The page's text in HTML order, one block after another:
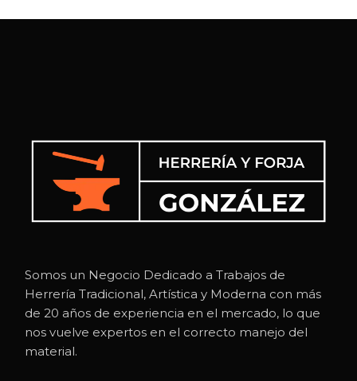
Somos un Negocio Dedicado a Trabajos de
Herrería Tradicional, Artística y Moderna con más
de 20 años de experiencia en el mercado, lo que
nos vuelve expertos en el correcto manejo del
material.